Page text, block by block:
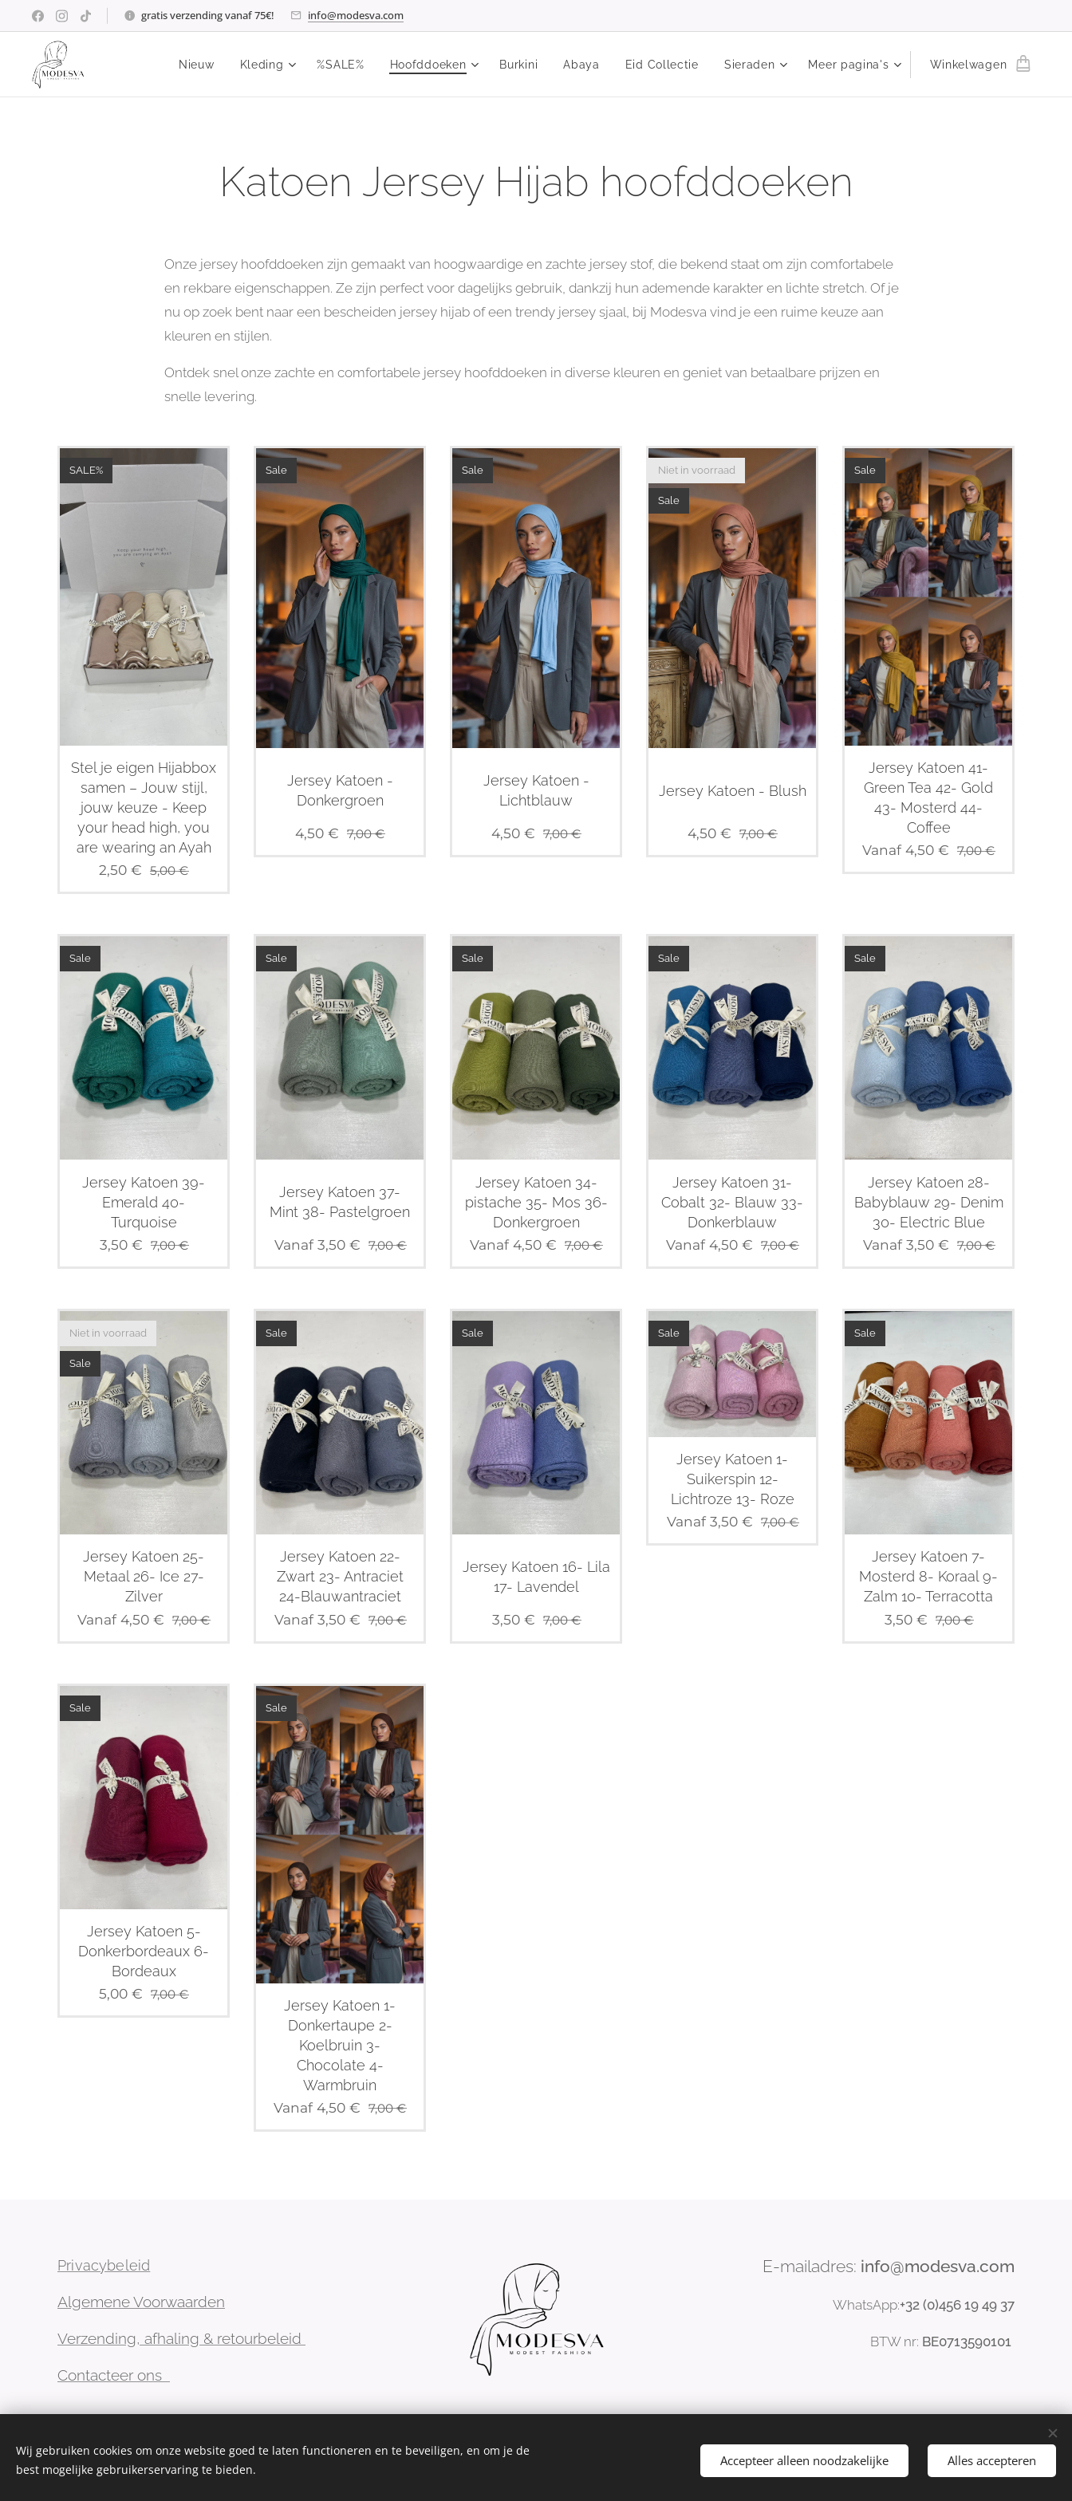
gratis verzending vanaf 75€! info@modesva.com
Nieuw Kleding %SALE% Hoofddoeken Burkini Abaya Eid Collectie Sieraden Meer pagina's Winkelwagen
Katoen Jersey Hijab hoofddoeken
Onze jersey hoofddoeken zijn gemaakt van hoogwaardige en zachte jersey stof, die bekend staat om zijn comfortabele
en rekbare eigenschappen. Ze zijn perfect voor dagelijks gebruik, dankzij hun ademende karakter en lichte stretch. Of je
nu op zoek bent naar een bescheiden jersey hijab of een trendy jersey sjaal, bij Modesva vind je een ruime keuze aan
kleuren en stijlen.
Ontdek snel onze zachte en comfortabele jersey hoofddoeken in diverse kleuren en geniet van betaalbare prijzen en
snelle levering.
Stel je eigen Hijabbox
samen – Jouw stijl,
jouw keuze - Keep
your head high, you
are wearing an Ayah
SALE%
2,50 € 5,00€
Jersey Katoen -
Donkergroen
Sale
4,50 € 7,00€
Jersey Katoen -
Lichtblauw
Sale
4,50 € 7,00€
Jersey Katoen - Blush
Niet in voorraad
Sale
4,50 € 7,00€
Jersey Katoen 41-
Green Tea 42- Gold
43- Mosterd 44-
Coffee
Sale
Vanaf4,50 € 7,00€
Jersey Katoen 39-
Emerald 40-
Turquoise
Sale
3,50€ 7,00€
Jersey Katoen 37-
Mint 38- Pastelgroen
Sale
Vanaf3,50€ 7,00€
Jersey Katoen 34-
pistache 35- Mos 36-
Donkergroen
Sale
Vanaf4,50 € 7,00€
Jersey Katoen 31-
Cobalt 32- Blauw 33-
Donkerblauw
Sale
Vanaf4,50 € 7,00€
Jersey Katoen 28-
Babyblauw 29- Denim
30- Electric Blue
Sale
Vanaf3,50€ 7,00€
Jersey Katoen 25-
Metaal 26- Ice 27-
Zilver
Niet in voorraad
Sale
Vanaf4,50 € 7,00€
Jersey Katoen 22-
Zwart 23- Antraciet
24-Blauwantraciet
Sale
Vanaf3,50€ 7,00€
Jersey Katoen 16- Lila
17- Lavendel
Sale
3,50€ 7,00€
Jersey Katoen 1-
Suikerspin 12-
Lichtroze 13- Roze
Sale
Vanaf3,50€ 7,00€
Jersey Katoen 7-
Mosterd 8- Koraal 9-
Zalm 10- Terracotta
Sale
3,50€ 7,00€
Jersey Katoen 5-
Donkerbordeaux 6-
Bordeaux
Sale
5,00 € 7,00€
Jersey Katoen 1-
Donkertaupe 2-
Koelbruin 3-
Chocolate 4-
Warmbruin
Sale
Vanaf4,50 € 7,00€
Privacybeleid
Algemene Voorwaarden
Verzending, afhaling & retourbeleid
Contacteer ons
E-mailadres: info@modesva.com
WhatsApp:+32 (0)456 1949 37
BTW nr: BE0713590101
Wij gebruiken cookies om onze website goed te laten functioneren en te beveiligen, en om je de
best mogelijke gebruikerservaring te bieden.
Accepteer alleen noodzakelijke Alles accepteren